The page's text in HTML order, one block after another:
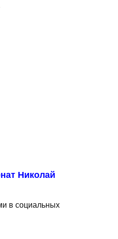
Николай
в социальных